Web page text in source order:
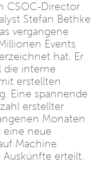
CSOC-Director
Stefan Bethke
vergangene
Events
hat. Er
die interne
erstellten
Eine spannende
erstellter
Monaten
eine neue
Machine
Auskünfte erteilt.